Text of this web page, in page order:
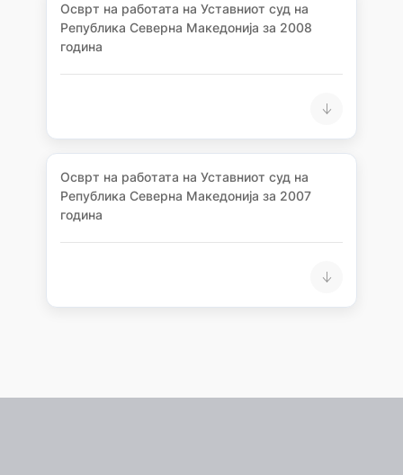
Осврт на работата на Уставниот суд на
Република Северна Македонија за 2008
година
Осврт на работата на Уставниот суд на
Република Северна Македонија за 2007
година